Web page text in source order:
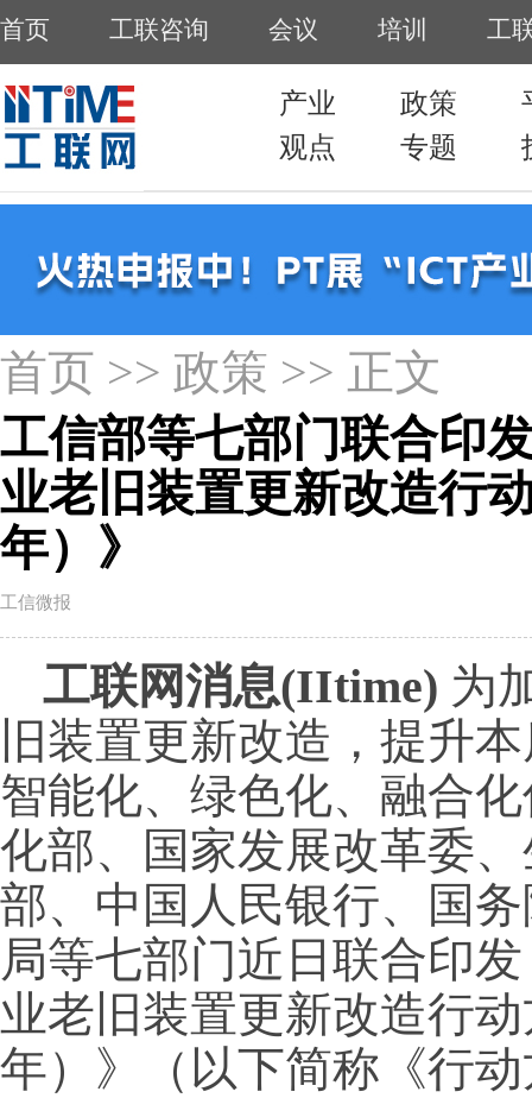
首页 >> 政策 >> 正文
工信部等七部门联合印
业老旧装置更新改造行
年）》
工信微报
工联网消息(IItime) 为
旧装置更新改造，提升
智能化、绿色化、融合
化部、国家发展改革委
部、中国人民银行、国
局等七部门近日联合印
业老旧装置更新改造行
年）》（以下简称《行